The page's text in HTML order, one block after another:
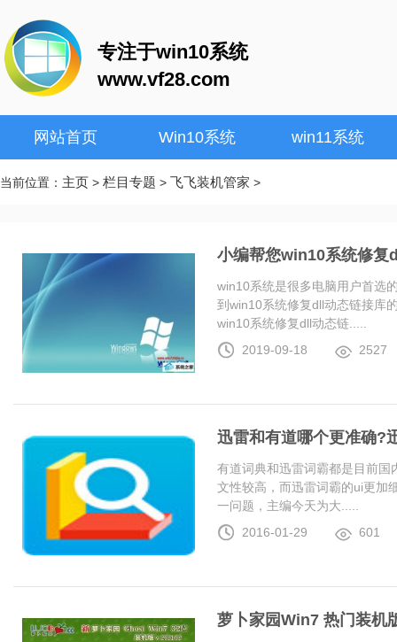
专注于win10系统
www.vf28.com
网站首页 Win10系统 win11系统
当前位置： 主页 > 栏目专题 > 飞飞装机管家 >
小编帮您win10系统修复
win10系统是很多电脑用户首选
到win10系统修复dll动态链接库
win10系统修复dll动态链.....
2019-09-18
2527
迅雷和有道哪个更准确?
有道词典和迅雷词霸都是目前
文性较高，而迅雷词霸的ui更加
一问题，主编今天为大.....
2016-01-29
601
萝卜家园Win7 热门装机